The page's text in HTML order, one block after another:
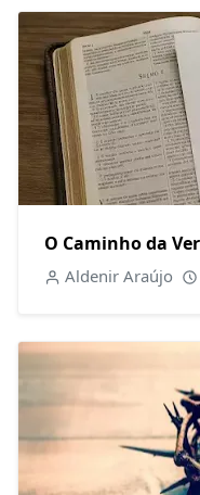
O Caminho da
Aldenir Araújo